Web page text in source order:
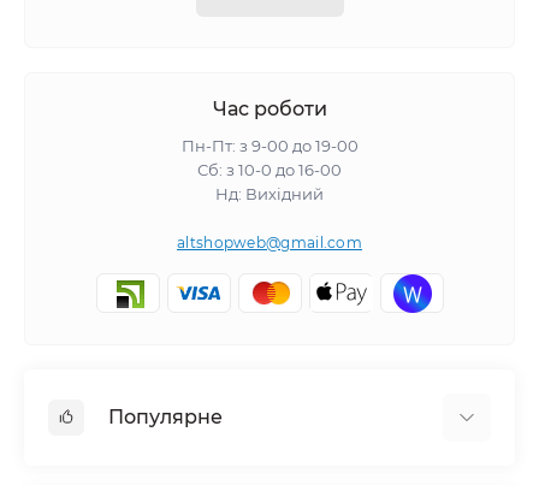
Час роботи
Пн-Пт: з 9-00 до 19-00
Сб: з 10-0 до 16-00
Нд: Вихідний
altshopweb@gmail.com
Популярне